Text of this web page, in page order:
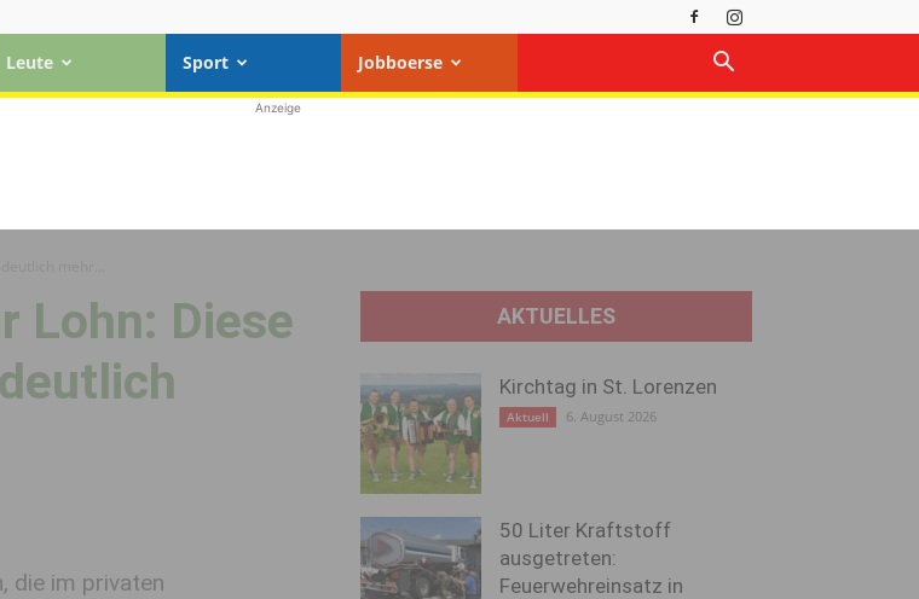
Leute Sport Jobboerse
Anzeige
Lohn: Diese
die im privaten
AKTUELLES
Kirchtag in St. Lorenzen
Aktuell 6. August 2026
50 Liter Kraftstoff
ausgetreten:
Feuerwehreinsatz in